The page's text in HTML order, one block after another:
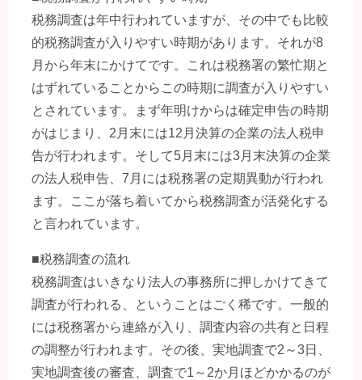
税務調査は年中行われていますが、その中でも比較
的税務調査が入りやすい時期があります。それが8
月から年末にかけてです。これは税務署の繁忙期と
はずれていることからこの時期に調査が入りやすい
とされています。まず年明けからは確定申告の時期
がはじまり、2月末には12月決算の企業の法人税申
告が行われます。そして5月末には3月末決算の企業
の法人税申告、7月には税務署の定期異動が行われ
ます。ここが落ち着いてから税務調査が活発化する
と言われています。
■税務調査の流れ
税務調査はいきなり法人の事務所に押しかけてきて
調査が行われる、ということはごく稀です。一般的
には税務署から連絡が入り、調査内容の共有と日程
の調整が行われます。その後、実地調査で2～3日、
実地調査後の審査、調査で1～2か月ほどかかるのが